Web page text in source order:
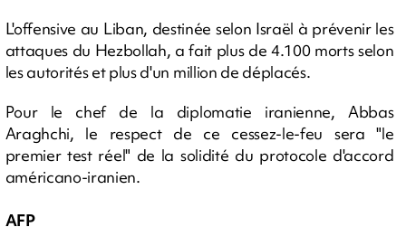
L'offensive au Liban, destinée selon Israël à prévenir les
attaques du Hezbollah, a fait plus de 4.100 morts selon
les autorités et plus d'un million de déplacés.
Pour le chef de la diplomatie iranienne, Abbas
Araghchi, le respect de ce cessez-le-feu sera "le
premier test réel" de la solidité du protocole d'accord
américano-iranien.
AFP